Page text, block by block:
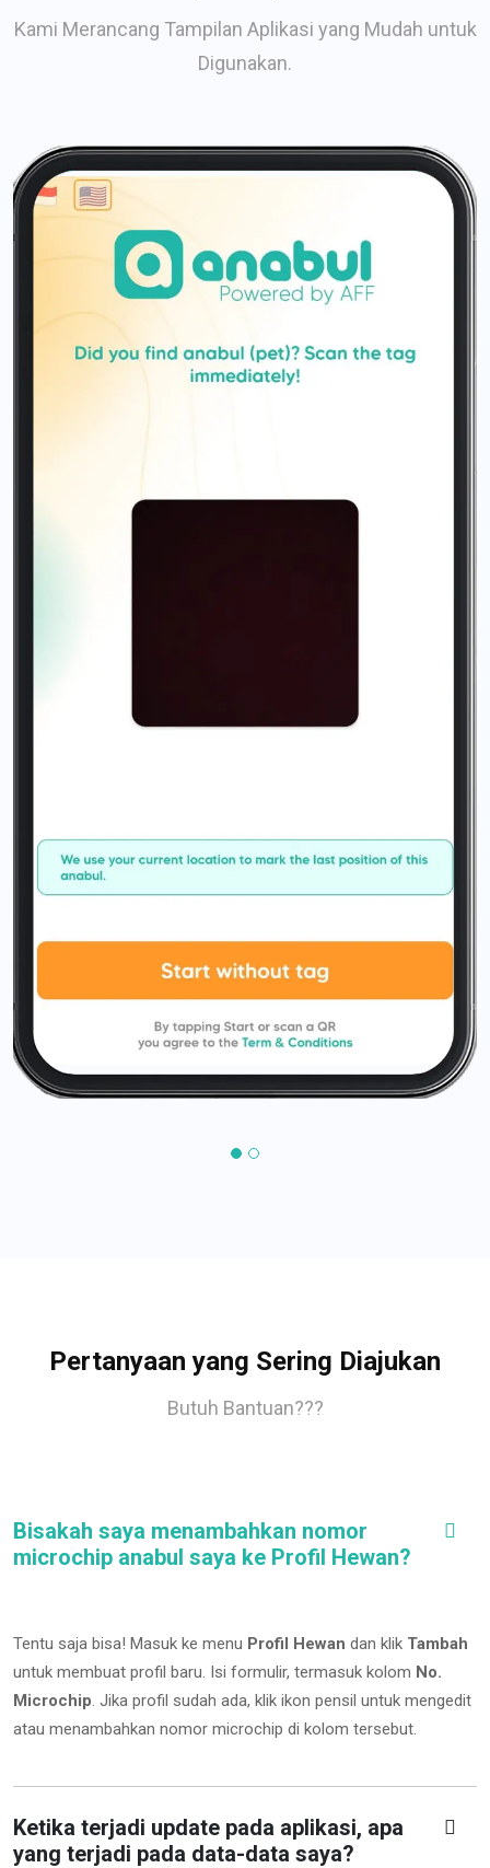
Kami Merancang Tampilan Aplikasi yang Mudah untuk
Digunakan.
Pertanyaan yang Sering Diajukan
Butuh Bantuan???
Bisakah saya menambahkan nomor
microchip anabul saya ke Profil Hewan?
Tentu saja bisa! Masuk ke menu Profil Hewan dan klik Tambah
untuk membuat profil baru. Isi formulir, termasuk kolom No.
Microchip. Jika profil sudah ada, klik ikon pensil untuk mengedit
atau menambahkan nomor microchip di kolom tersebut.
Ketika terjadi update pada aplikasi, apa
yang terjadi pada data-data saya?